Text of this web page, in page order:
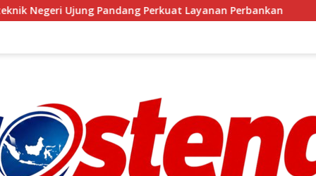
Perkuat Layanan Perbankan Anggota Satpol PP